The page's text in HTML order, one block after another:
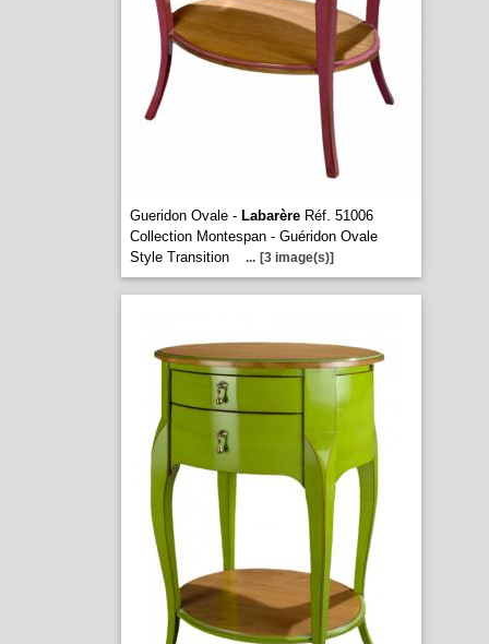
Gueridon Ovale - LabarèreRéf. 51006
Collection Montespan - Guéridon Ovale
Style Transition
... [3 image(s)]